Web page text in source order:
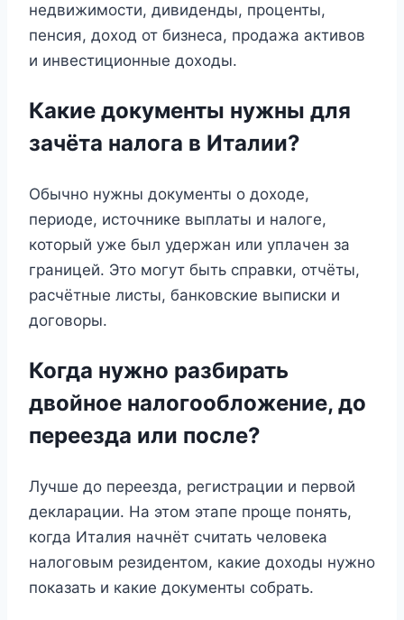
недвижимости, дивиденды, проценты,
пенсия, доход от бизнеса, продажа активов
и инвестиционные доходы.
Какие документы нужны для
зачёта налога в Италии?
Обычно нужны документы о доходе,
периоде, источнике выплаты и налоге,
который уже был удержан или уплачен за
границей. Это могут быть справки, отчёты,
расчётные листы, банковские выписки и
договоры.
Когда нужно разбирать
двойное налогообложение, до
переезда или после?
Лучше до переезда, регистрации и первой
декларации. На этом этапе проще понять,
когда Италия начнёт считать человека
налоговым резидентом, какие доходы нужно
показать и какие документы собрать.